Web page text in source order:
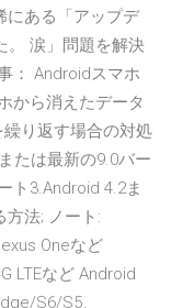
にある「アップデ
。 涙」問題を解決
： Androidスマホ
から消えたデータ
り返す場合の対処
たは最新の9.0バー
ト3.Android 4.2ま
方法; ノート:
Oneなど
LTEなど Android
S6/S5、